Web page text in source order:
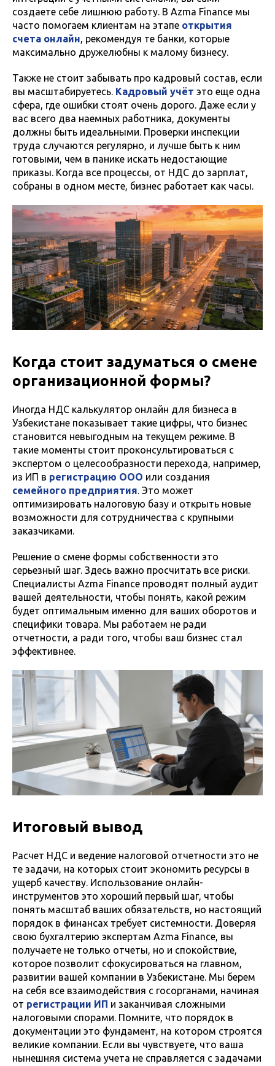
создаете себе лишнюю работу. В Azma Finance мы
часто помогаем клиентам на этапе открытия
счета онлайн, рекомендуя те банки, которые
максимально дружелюбны к малому бизнесу.
Также не стоит забывать про кадровый состав, если
вы масштабируетесь. Кадровый учёт это еще одна
сфера, где ошибки стоят очень дорого. Даже если у
вас всего два наемных работника, документы
должны быть идеальными. Проверки инспекции
труда случаются регулярно, и лучше быть к ним
готовыми, чем в панике искать недостающие
приказы. Когда все процессы, от НДС до зарплат,
собраны в одном месте, бизнес работает как часы.
Когда стоит задуматься о смене
организационной формы?
Иногда НДС калькулятор онлайн для бизнеса в
Узбекистане показывает такие цифры, что бизнес
становится невыгодным на текущем режиме. В
такие моменты стоит проконсультироваться с
экспертом о целесообразности перехода, например,
из ИП в регистрацию ООО или создания
семейного предприятия. Это может
оптимизировать налоговую базу и открыть новые
возможности для сотрудничества с крупными
заказчиками.
Решение о смене формы собственности это
серьезный шаг. Здесь важно просчитать все риски.
Специалисты Azma Finance проводят полный аудит
вашей деятельности, чтобы понять, какой режим
будет оптимальным именно для ваших оборотов и
специфики товара. Мы работаем не ради
отчетности, а ради того, чтобы ваш бизнес стал
эффективнее.
Итоговый вывод
Расчет НДС и ведение налоговой отчетности это не
те задачи, на которых стоит экономить ресурсы в
ущерб качеству. Использование онлайн-
инструментов это хороший первый шаг, чтобы
понять масштаб ваших обязательств, но настоящий
порядок в финансах требует системности. Доверяя
свою бухгалтерию экспертам Azma Finance, вы
получаете не только отчеты, но и спокойствие,
которое позволит сфокусироваться на главном,
развитии вашей компании в Узбекистане. Мы берем
на себя все взаимодействия с госорганами, начиная
от регистрации ИП и заканчивая сложными
налоговыми спорами. Помните, что порядок в
документации это фундамент, на котором строятся
великие компании. Если вы чувствуете, что ваша
нынешняя система учета не справляется с задачами